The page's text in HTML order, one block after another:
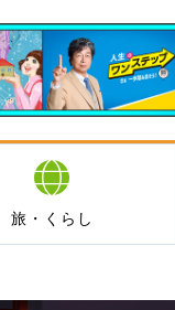
旅・くらし